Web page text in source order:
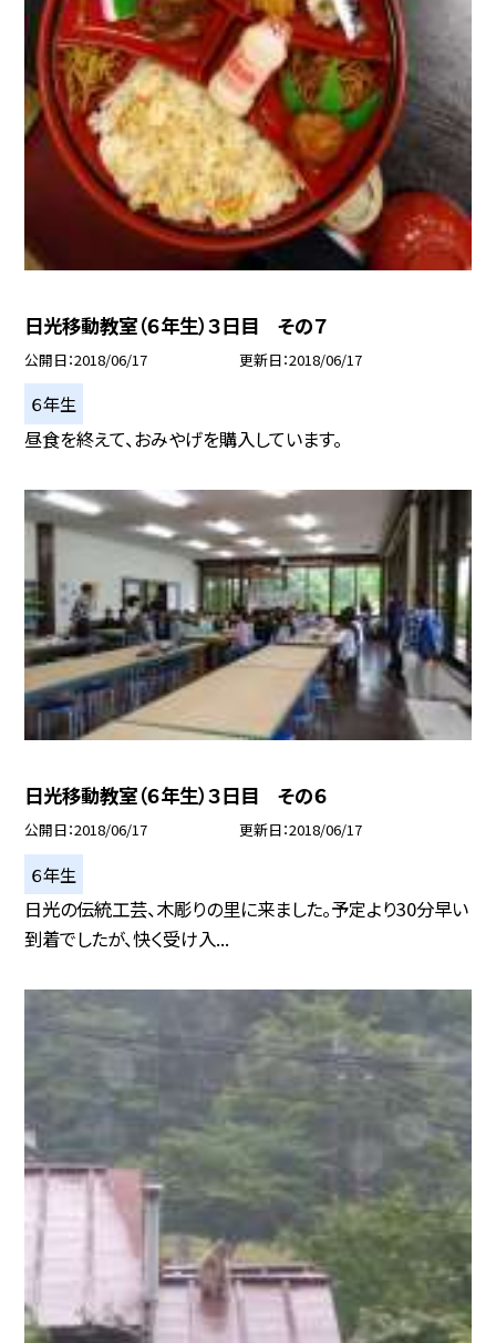
日光移動教室（６年生）３日目 その７
公開日 2018/06/17 更新日 2018/06/17
６年生
昼食を終えて、おみやげを購入しています。
日光移動教室（６年生）３日目 その６
公開日 2018/06/17 更新日 2018/06/17
６年生
日光の伝統工芸、木彫りの里に来ました。予定より30分早い
到着でしたが、快く受け入...